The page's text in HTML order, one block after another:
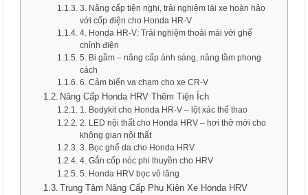
3. Nâng cấp tiện nghi, trải nghiệm lái xe hoàn hảo
với cốp điện cho Honda HR-V
4. Honda HR-V: Trải nghiệm thoải mái với ghế
chỉnh điện
5. Bi gầm – nâng cấp ánh sáng, nâng tầm phong
cách
6. Cảm biến va chạm cho xe CR-V
Nâng Cấp Honda HRV Thêm Tiện Ích
1. Bodykit cho Honda HR-V – lột xác thể thao
2. LED nội thất cho Honda HRV – hơi thở mới cho
không gian nội thất
3. Bọc ghế da cho Honda HRV
4. Gắn cốp nóc phi thuyền cho HRV
5. Honda HRV bọc vô lăng
Trung Tâm Nâng Cấp Phụ Kiện Xe Honda HRV